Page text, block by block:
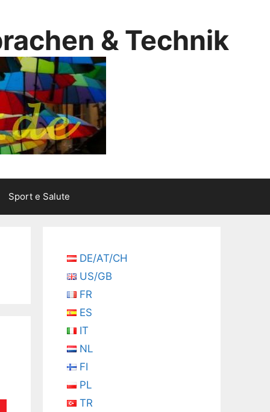
& Technik
Sport e Salute
DE/AT/CH
US/GB
FR
ES
IT
NL
FI
PL
TR